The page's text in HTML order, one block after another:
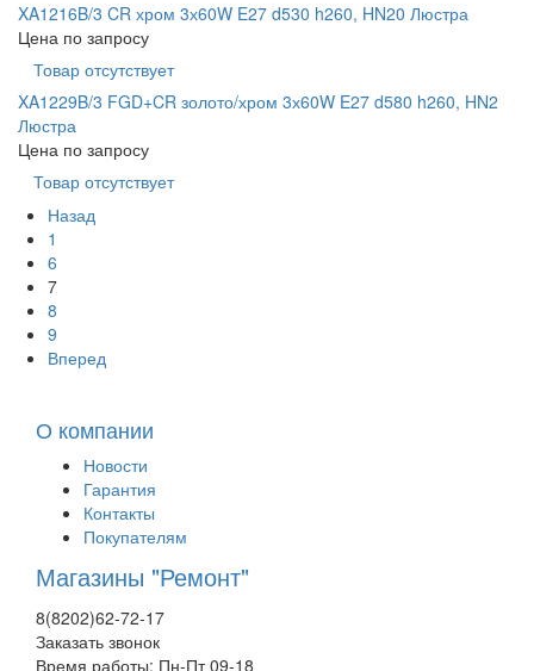
XA1216B/3 CR хром 3х60W E27 d530 h260, HN20 Люстра
Цена по запросу
Товар отсутствует
XA1229B/3 FGD+CR золото/хром 3х60W E27 d580 h260, HN2
Люстра
Цена по запросу
Товар отсутствует
Назад
1
6
7
8
9
Вперед
О компании
Новости
Гарантия
Контакты
Покупателям
Магазины "Ремонт"
8(8202)62-72-17
Заказать звонок
Время работы: Пн-Пт 09-18